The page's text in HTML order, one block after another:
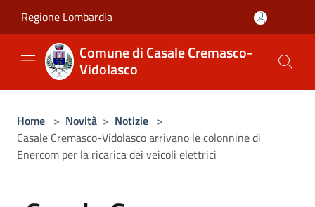
Regione Lombardia
Comune di Casale Cremasco-
Vidolasco
Home > Novità > Notizie >
Casale Cremasco-Vidolasco arrivano le colonnine di
Enercom per la ricarica dei veicoli elettrici